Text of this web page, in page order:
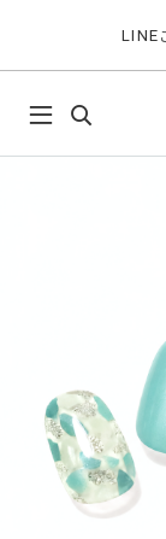
LINE